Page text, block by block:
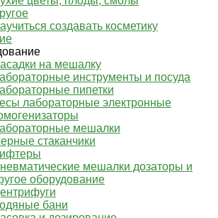
создавать косметику
на мешалку
инструменты и посуда
пипетки
лабораторные электронные
мешалки
стаканчики
мешалки дозаторы и
оборудование
бани